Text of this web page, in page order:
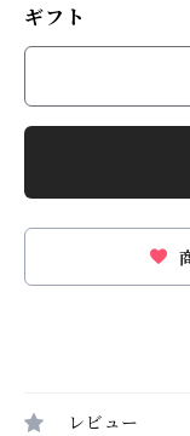
ギフト
レビュー